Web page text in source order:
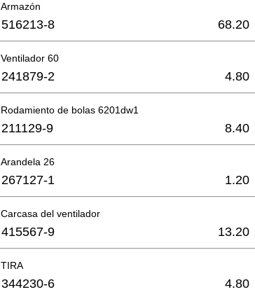
Armazón
516213-8 68.20
Ventilador 60
241879-2 4.80
Rodamiento de bolas 6201dw1
211129-9 8.40
Arandela 26
267127-1 1.20
Carcasa del ventilador
415567-9 13.20
TIRA
344230-6 4.80